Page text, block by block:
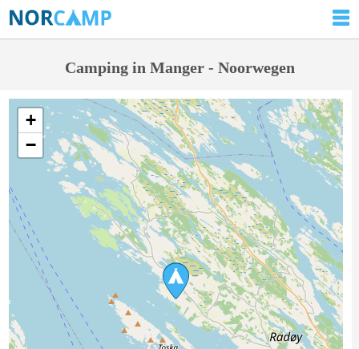
Camping in Manger - Noorwegen
+
−